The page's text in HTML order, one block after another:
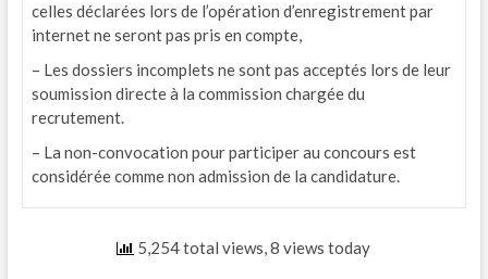
celles déclarées lors de l’opération d’enregistrement par
internet ne seront pas pris en compte,
– Les dossiers incomplets ne sont pas acceptés lors de leur
soumission directe à la commission chargée du
recrutement.
– La non-convocation pour participer au concours est
considérée comme non admission de la candidature.
5,254 total views, 8 views today